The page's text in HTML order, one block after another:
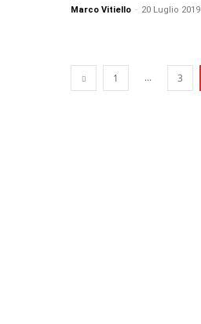
Marco Vitiello - 20 Luglio 2019
1 ... 3